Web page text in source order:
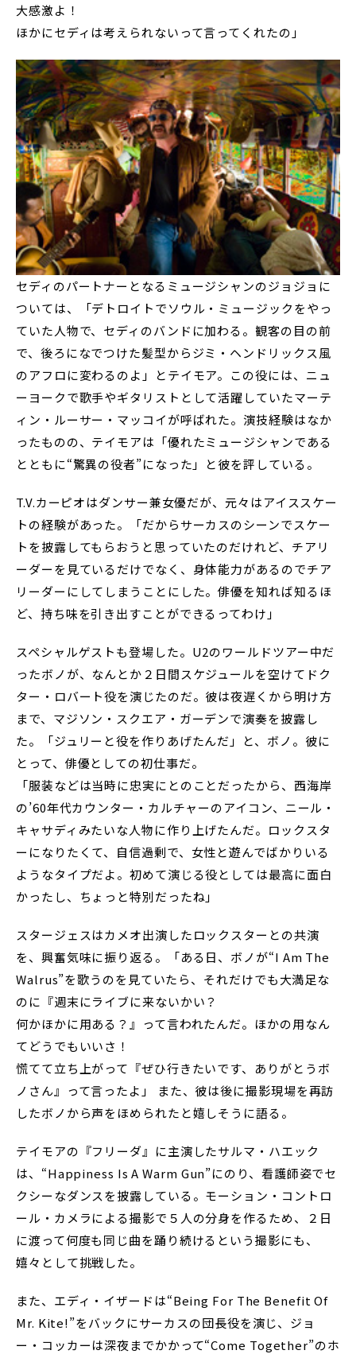
大感激よ！
ほかにセディは考えられないって言ってくれたの」
セディのパートナーとなるミュージシャンのジョジョに
ついては、「デトロイトでソウル・ミュージックをやっ
ていた人物で、セディのバンドに加わる。観客の目の前
で、後ろになでつけた髪型からジミ・ヘンドリックス風
のアフロに変わるのよ」とテイモア。この役には、ニュ
ーヨークで歌手やギタリストとして活躍していたマーテ
ィン・ルーサー・マッコイが呼ばれた。演技経験はなか
ったものの、テイモアは「優れたミュージシャンである
とともに“驚異の役者”になった」と彼を評している。
T.V.カーピオはダンサー兼女優だが、元々はアイススケー
トの経験があった。「だからサーカスのシーンでスケー
トを披露してもらおうと思っていたのだけれど、チアリ
ーダーを見ているだけでなく、身体能力があるのでチア
リーダーにしてしまうことにした。俳優を知れば知るほ
ど、持ち味を引き出すことができるってわけ」
スペシャルゲストも登場した。U2のワールドツアー中だ
ったボノが、なんとか２日間スケジュールを空けてドク
ター・ロバート役を演じたのだ。彼は夜遅くから明け方
まで、マジソン・スクエア・ガーデンで演奏を披露し
た。「ジュリーと役を作りあげたんだ」と、ボノ。彼に
とって、俳優としての初仕事だ。
「服装などは当時に忠実にとのことだったから、西海岸
の’60年代カウンター・カルチャーのアイコン、ニール・
キャサディみたいな人物に作り上げたんだ。ロックスタ
ーになりたくて、自信過剰で、女性と遊んでばかりいる
ようなタイプだよ。初めて演じる役としては最高に面白
かったし、ちょっと特別だったね」
スタージェスはカメオ出演したロックスターとの共演
を、興奮気味に振り返る。「ある日、ボノが“I Am The
Walrus”を歌うのを見ていたら、それだけでも大満足な
のに『週末にライブに来ないかい？
何かほかに用ある？』って言われたんだ。ほかの用なん
てどうでもいいさ！
慌てて立ち上がって『ぜひ行きたいです、ありがとうボ
ノさん』って言ったよ」 また、彼は後に撮影現場を再訪
したボノから声をほめられたと嬉しそうに語る。
テイモアの『フリーダ』に主演したサルマ・ハエック
は、“Happiness Is A Warm Gun”にのり、看護師姿でセ
クシーなダンスを披露している。モーション・コントロ
ール・カメラによる撮影で５人の分身を作るため、２日
に渡って何度も同じ曲を踊り続けるという撮影にも、
嬉々として挑戦した。
また、エディ・イザードは“Being For The Benefit Of
Mr. Kite!”をバックにサーカスの団長役を演じ、ジョ
ー・コッカーは深夜までかかって“Come Together”のホ